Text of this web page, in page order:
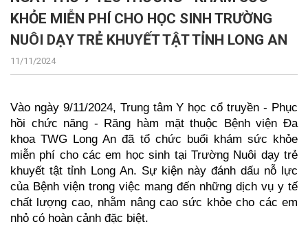
KHỎE MIỄN PHÍ CHO HỌC SINH TRƯỜNG
NUÔI DẠY TRẺ KHUYẾT TẬT TỈNH LONG AN
11/11/2024
Vào ngày 9/11/2024, Trung tâm Y học cổ truyền - Phục
hồi chức năng - Răng hàm mặt thuộc Bệnh viện Đa
khoa TWG Long An đã tổ chức buổi khám sức khỏe
miễn phí cho các em học sinh tại Trường Nuôi dạy trẻ
khuyết tật tỉnh Long An. Sự kiện này đánh dấu nỗ lực
của Bệnh viện trong việc mang đến những dịch vụ y tế
chất lượng cao, nhằm nâng cao sức khỏe cho các em
nhỏ có hoàn cảnh đặc biệt.